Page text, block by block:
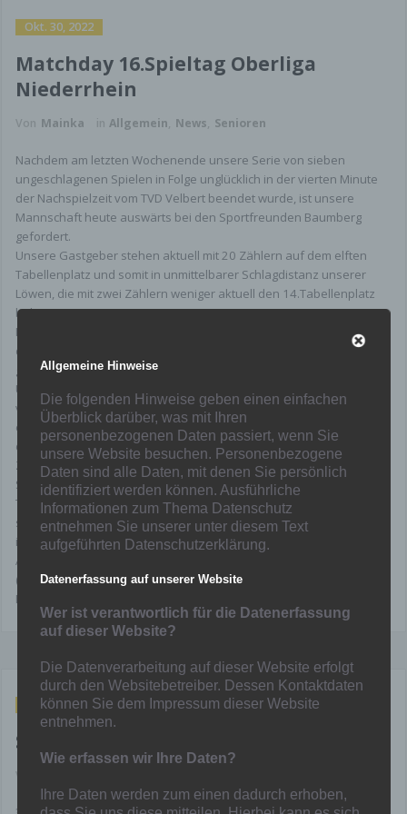
Okt. 30, 2022
Matchday 16.Spieltag Oberliga
Niederrhein
Von Mainka in Allgemein, News, Senioren
Nachdem am letzten Wochenende unsere Serie von sieben
ungeschlagenen Spielen in Folge unglücklich in der vierten Minute
der Nachspielzeit vom TVD Velbert beendet wurde, ist unsere
Mannschaft heute auswärts bei den Sportfreunden Baumberg
gefordert.
Unsere Gastgeber stehen aktuell mit 20 Zählern auf dem elften
Tabellenplatz und somit in unmittelbarer Schlagdistanz unserer
Löwen, die mit zwei Zählern weniger aktuell den 14.Tabellenplatz
belegen.
In den letzten beiden Partien gegen den 1.FC Monheim (3:1) und
den FC Kray (4:1), konnten die Baumberger als Sieger vom Platz
gehen.
Unsere Mannschaft ist nach der unglücklichen Niederlage am
vergangenen Wochenende darauf aus, wieder ein Erfolgserlebnis
einzufahren und sich somit weiterhin von den Abstiegsrängen zu
distanzieren.
Zwar fehlen mit Collin Schmitt und Timm Golley zwei wichtige
Stützen der letzten Wochen rot gesperrt, doch darf sich das
Trainerteam auf die Rückkehr von Kevin Menke freuen, der nach
seiner überstandenen Verletzungspause wieder für weitere Power
in der Offensive sorgen soll.
Angestoßen wird die Partie heute um 15.00 Uhr im „MEGA-Stadion“
(Kunstrasenplatz) auf der Sandstraße 77a, in 40789 Monheim am
Rhein.
Okt. 27, 2022
Spieltagausblick Grundlagenbereich
Von
Allgemeine Hinweise
Die folgenden Hinweise geben einen einfachen
Überblick darüber, was mit Ihren
personenbezogenen Daten passiert, wenn Sie
unsere Website besuchen. Personenbezogene
Daten sind alle Daten, mit denen Sie persönlich
identifiziert werden können. Ausführliche
Informationen zum Thema Datenschutz
entnehmen Sie unserer unter diesem Text
aufgeführten Datenschutzerklärung.
Datenerfassung auf unserer Website
Wer ist verantwortlich für die Datenerfassung
auf dieser Website?
Die Datenverarbeitung auf dieser Website erfolgt
durch den Websitebetreiber. Dessen Kontaktdaten
können Sie dem Impressum dieser Website
entnehmen.
Wie erfassen wir Ihre Daten?
Ihre Daten werden zum einen dadurch erhoben,